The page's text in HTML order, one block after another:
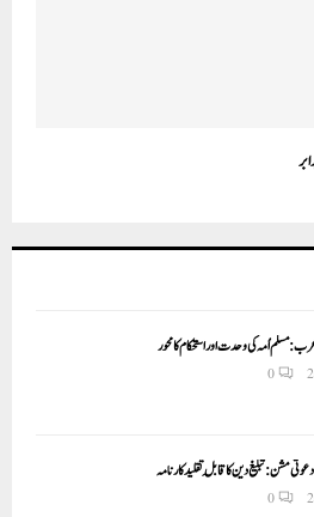
مسلم اُمہ کی وحدت اور استحکام کا محور
0
مشن: تبلیغ دین کا قابلِ تقلید کارنامہ
0